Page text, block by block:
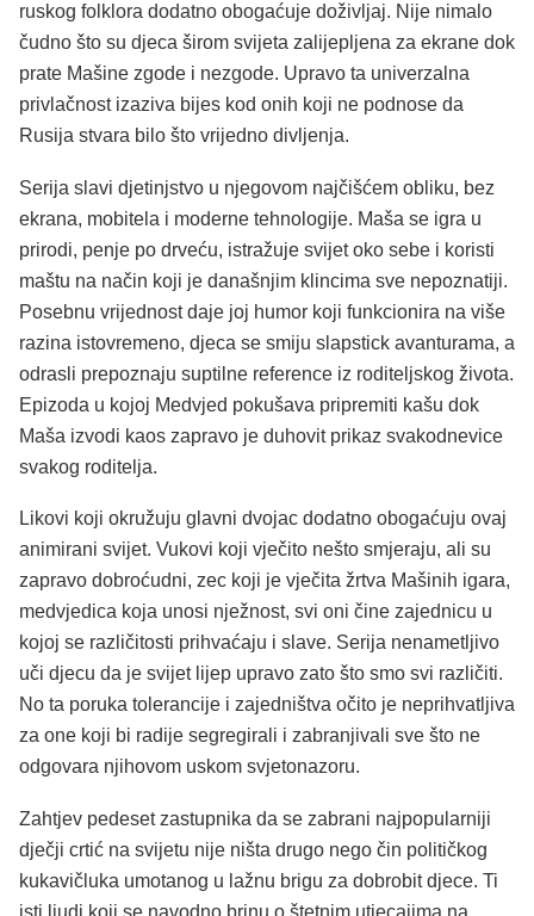
ruskog folklora dodatno obogaćuje doživljaj. Nije nimalo
čudno što su djeca širom svijeta zalijepljena za ekrane dok
prate Mašine zgode i nezgode. Upravo ta univerzalna
privlačnost izaziva bijes kod onih koji ne podnose da
Rusija stvara bilo što vrijedno divljenja.
Serija slavi djetinjstvo u njegovom najčišćem obliku, bez
ekrana, mobitela i moderne tehnologije. Maša se igra u
prirodi, penje po drveću, istražuje svijet oko sebe i koristi
maštu na način koji je današnjim klincima sve nepoznatiji.
Posebnu vrijednost daje joj humor koji funkcionira na više
razina istovremeno, djeca se smiju slapstick avanturama, a
odrasli prepoznaju suptilne reference iz roditeljskog života.
Epizoda u kojoj Medvjed pokušava pripremiti kašu dok
Maša izvodi kaos zapravo je duhovit prikaz svakodnevice
svakog roditelja.
Likovi koji okružuju glavni dvojac dodatno obogaćuju ovaj
animirani svijet. Vukovi koji vječito nešto smjeraju, ali su
zapravo dobroćudni, zec koji je vječita žrtva Mašinih igara,
medvjedica koja unosi nježnost, svi oni čine zajednicu u
kojoj se različitosti prihvaćaju i slave. Serija nenametljivo
uči djecu da je svijet lijep upravo zato što smo svi različiti.
No ta poruka tolerancije i zajedništva očito je neprihvatljiva
za one koji bi radije segregirali i zabranjivali sve što ne
odgovara njihovom uskom svjetonazoru.
Zahtjev pedeset zastupnika da se zabrani najpopularniji
dječji crtić na svijetu nije ništa drugo nego čin političkog
kukavičluka umotanog u lažnu brigu za dobrobit djece. Ti
isti ljudi koji se navodno brinu o štetnim utjecajima na